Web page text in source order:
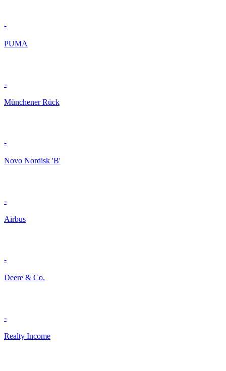
-
PUMA
-
Münchener Rück
-
Novo Nordisk 'B'
-
Airbus
-
Deere & Co.
-
Realty Income